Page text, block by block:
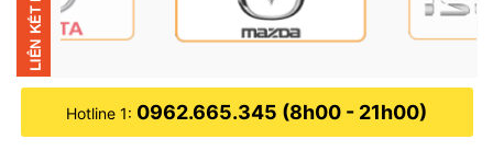
Hotline 1: 0962.665.345 (8h00 - 21h00)